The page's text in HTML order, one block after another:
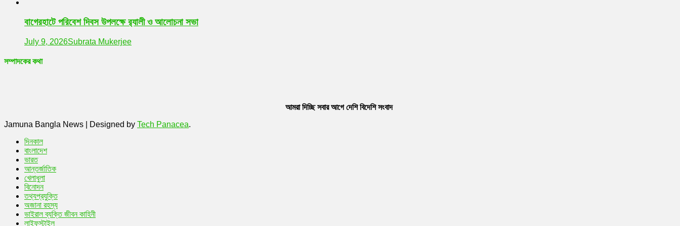
বাগেরহাটে পরিবেশ দিবস উপলক্ষে র‌্যালী ও আলোচনা সভা
July 9, 2026Subrata Mukerjee
সম্পাদকের কথা
আমরা দিচ্ছি সবার আগে দেশি বিদেশি সংবাদ
Jamuna Bangla News
Designed by Tech Panacea.
দিনকাল
বাংলাদেশ
ভারত
আন্তর্জাতিক
খেলাধুলা
বিনোদন
তথ্যপ্রযুক্তি
অজানা রহস্য
ভাইরাল ব্যক্তি জীবন কাহিনী
লাইফস্টাইল